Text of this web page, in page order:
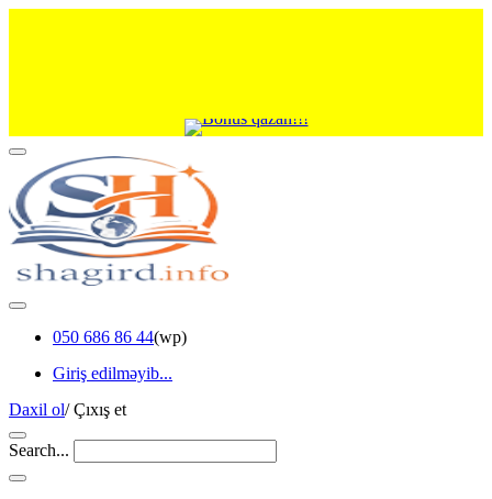
050 686 86 44(wp)
Giriş edilməyib...
Daxil ol/Çıxış et
Search...